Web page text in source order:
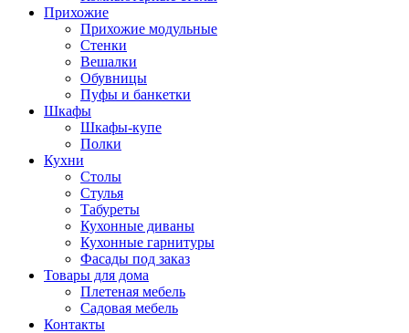
Прихожие
Прихожие модульные
Стенки
Вешалки
Обувницы
Пуфы и банкетки
Шкафы
Шкафы-купе
Полки
Кухни
Столы
Стулья
Табуреты
Кухонные диваны
Кухонные гарнитуры
Фасады под заказ
Товары для дома
Плетеная мебель
Садовая мебель
Контакты